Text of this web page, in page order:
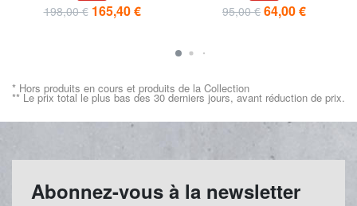
198,00 € 165,40 € 95,00 € 64,00 €
* Hors produits en cours et produits de la Collection
** Le prix total le plus bas des 30 derniers jours, avant réduction de prix.
Abonnez-vous à la newsletter